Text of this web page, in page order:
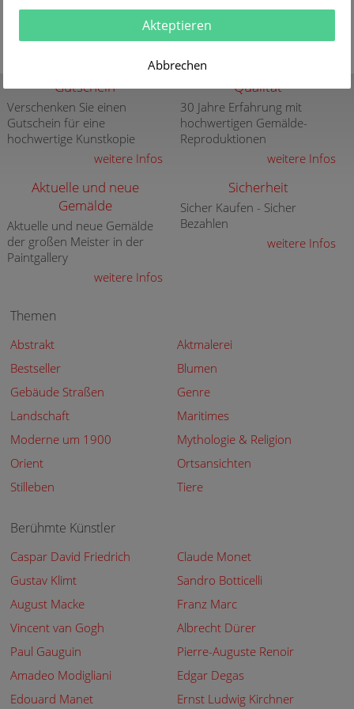
Gutschein
Verschenken Sie einen
Gutschein für eine
hochwertige Kunstkopie
weitere Infos
Qualität
30 Jahre Erfahrung mit
hochwertigen Gemälde-
Reproduktionen
weitere Infos
Aktuelle und neue
Gemälde
Aktuelle und neue Gemälde
der großen Meister in der
Paintgallery
weitere Infos
Sicherheit
Sicher Kaufen - Sicher
Bezahlen
weitere Infos
Themen
Abstrakt
Aktmalerei
Bestseller
Blumen
Gebäude Straßen
Genre
Landschaft
Maritimes
Moderne um 1900
Mythologie & Religion
Orient
Ortsansichten
Stilleben
Tiere
Berühmte Künstler
Caspar David Friedrich
Claude Monet
Gustav Klimt
Sandro Botticelli
August Macke
Franz Marc
Vincent van Gogh
Albrecht Dürer
Paul Gauguin
Pierre-Auguste Renoir
Amadeo Modigliani
Edgar Degas
Edouard Manet
Ernst Ludwig Kirchner
Akteptieren
Abbrechen